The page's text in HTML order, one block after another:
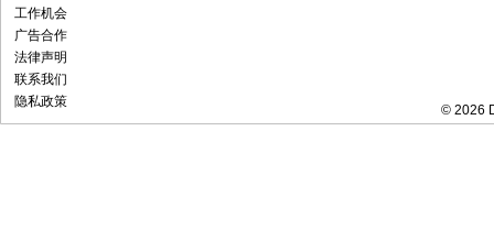
工作机会
广告合作
法律声明
联系我们
隐私政策
© 2026